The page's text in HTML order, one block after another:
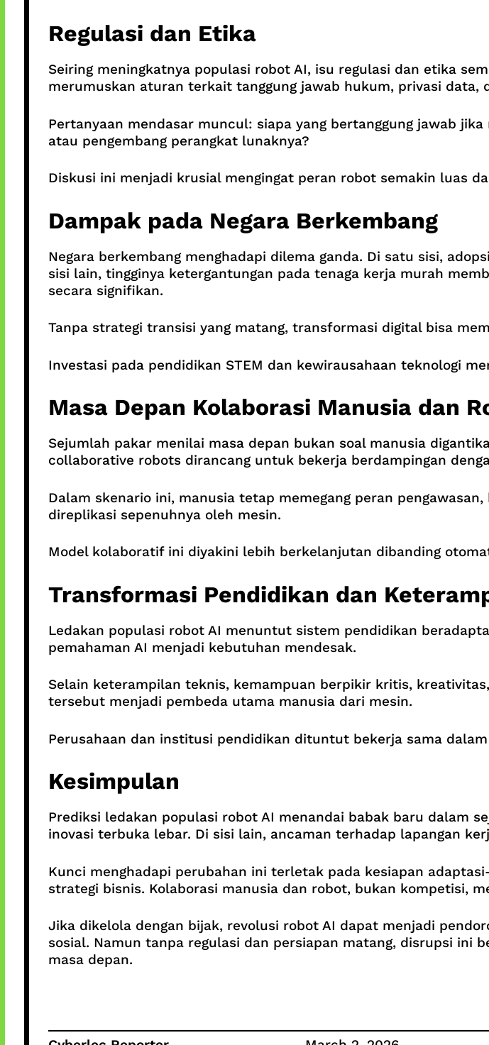
Regulasi dan Etika
Seiring meningkatnya populasi robot AI, isu regulasi dan etika
merumuskan aturan terkait tanggung jawab hukum, privasi data,
Pertanyaan mendasar muncul: siapa yang bertanggung jawab
atau pengembang perangkat lunaknya?
Diskusi ini menjadi krusial mengingat peran robot semakin luas
Dampak pada Negara Berkembang
Negara berkembang menghadapi dilema ganda. Di satu sisi,
sisi lain, tingginya ketergantungan pada tenaga kerja murah
secara signifikan.
Tanpa strategi transisi yang matang, transformasi digital bisa
Investasi pada pendidikan STEM dan kewirausahaan teknologi
Masa Depan Kolaborasi Manusia dan
Sejumlah pakar menilai masa depan bukan soal manusia
collaborative robots dirancang untuk bekerja berdampingan
Dalam skenario ini, manusia tetap memegang peran
direplikasi sepenuhnya oleh mesin.
Model kolaboratif ini diyakini lebih berkelanjutan dibanding
Transformasi Pendidikan dan
Ledakan populasi robot AI menuntut sistem pendidikan
pemahaman AI menjadi kebutuhan mendesak.
Selain keterampilan teknis, kemampuan berpikir kritis,
tersebut menjadi pembeda utama manusia dari mesin.
Perusahaan dan institusi pendidikan dituntut bekerja sama
Kesimpulan
Prediksi ledakan populasi robot AI menandai babak baru dalam
inovasi terbuka lebar. Di sisi lain, ancaman terhadap lapangan
Kunci menghadapi perubahan ini terletak pada kesiapan
strategi bisnis. Kolaborasi manusia dan robot, bukan kompetisi,
Jika dikelola dengan bijak, revolusi robot AI dapat menjadi
sosial. Namun tanpa regulasi dan persiapan matang, disrupsi ini
masa depan.